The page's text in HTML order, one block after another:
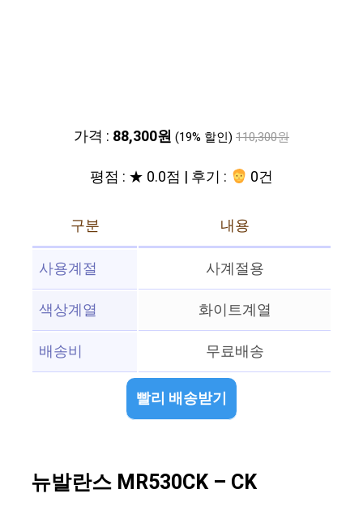
가격 : 88,300원 (19% 할인) 110,300원
평점 : ★ 0.0점 | 후기 : 0건
구분
내용
사용계절
사계절용
색상계열
화이트계열
배송비
무료배송
빨리 배송받기
뉴발란스 MR530CK – CK